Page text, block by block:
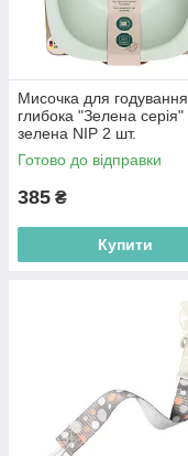
Мисочка для годування
глибока "Зелена серія"
зелена NIP 2 шт.
(4000821370654)
Готово до відправки
385 ₴
Купити